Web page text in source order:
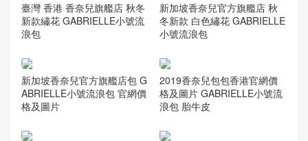
臺灣 香港 香奈兒旗艦店 秋冬
新款繡花 GABRIELLE小號流
浪包
新加坡香奈兒官方旗艦店 秋
冬新款 白色繡花 GABRIELLE
小號流浪包
新加坡香奈兒官方旗艦店包 G
ABRIELLE小號流浪包 官網價
格及圖片
2019香奈兒包包香港官網價
格及圖片 GABRIELLE小號流
浪包 胎牛皮